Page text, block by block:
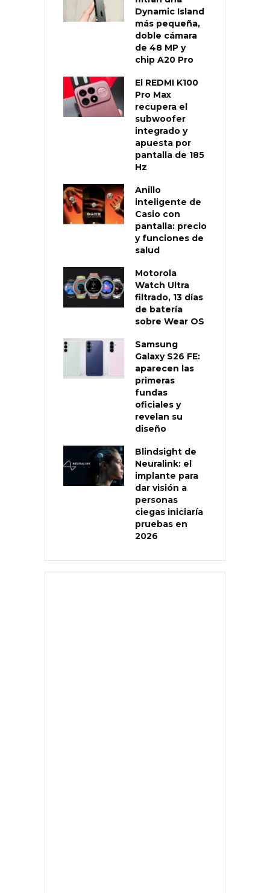
Dynamic Island
más pequeña,
doble cámara
de 48 MP y
chip A20 Pro
El REDMI K100
Pro Max
recupera el
subwoofer
integrado y
apuesta por
pantalla de 185
Hz
Anillo
inteligente de
Casio con
pantalla: precio
y funciones de
salud
Motorola
Watch Ultra
filtrado, 13 días
de batería
sobre Wear OS
Samsung
Galaxy S26 FE:
aparecen las
primeras
fundas
oficiales y
revelan su
diseño
Blindsight de
Neuralink: el
implante para
dar visión a
personas
ciegas iniciaría
pruebas en
2026